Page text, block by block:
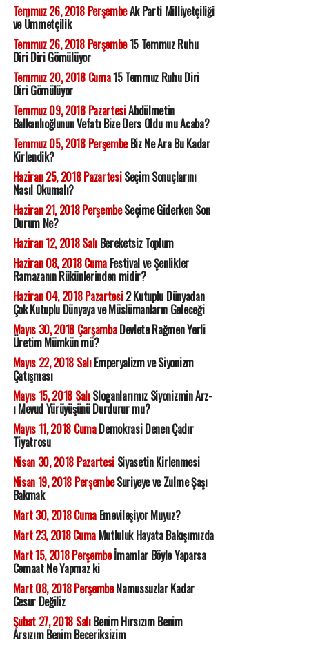
Temmuz 26, 2018 PerşembeAk Parti Milliyetçiliği
ve Ümmetçilik
Temmuz 26, 2018 Perşembe15 Temmuz Ruhu
Diri Diri Gömülüyor
Temmuz 20, 2018 Cuma15 Temmuz Ruhu Diri
Diri Gömülüyor
Temmuz 09, 2018 PazartesiAbdülmetin
Balkanlıoğlunun Vefatı Bize Ders Oldu mu Acaba?
Temmuz 05, 2018 PerşembeBiz Ne Ara Bu Kadar
Kirlendik?
Haziran 25, 2018 PazartesiSeçim Sonuçlarını
Nasıl Okumalı?
Haziran 21, 2018 PerşembeSeçime Giderken Son
Durum Ne?
Haziran 12, 2018 SalıBereketsiz Toplum
Haziran 08, 2018 CumaFestival ve Şenlikler
Ramazanın Rükünlerinden midir?
Haziran 04, 2018 Pazartesi2 Kutuplu Dünyadan
Çok Kutuplu Dünyaya ve Müslümanların Geleceği
Mayıs 30, 2018 ÇarşambaDevlete Rağmen Yerli
Üretim Mümkün mü?
Mayıs 22, 2018 SalıEmperyalizm ve Siyonizm
Çatışması
Mayıs 15, 2018 SalıSloganlarımız Siyonizmin Arz-
ı Mevud Yürüyüşünü Durdurur mu?
Mayıs 11, 2018 CumaDemokrasi Denen Çadır
Tiyatrosu
Nisan 30, 2018 PazartesiSiyasetin Kirlenmesi
Nisan 19, 2018 PerşembeSuriyeye ve Zulme Şaşı
Bakmak
Mart 30, 2018 CumaEmevileşiyor Muyuz?
Mart 23, 2018 CumaMutluluk Hayata Bakışımızda
Mart 15, 2018 Perşembeİmamlar Böyle Yaparsa
Cemaat Ne Yapmaz ki
Mart 08, 2018 PerşembeNamussuzlar Kadar
Cesur Değiliz
Şubat 27, 2018 SalıBenim Hırsızım Benim
Arsızım Benim Beceriksizim